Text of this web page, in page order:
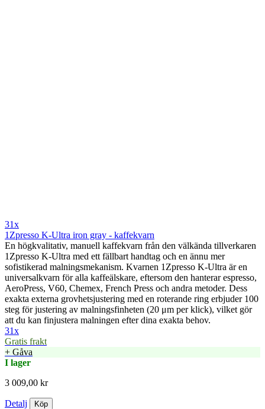
31x
1Zpresso K-Ultra iron gray - kaffekvarn
En högkvalitativ, manuell kaffekvarn från den välkända tillverkaren
1Zpresso K-Ultra med ett fällbart handtag och en ännu mer
sofistikerad malningsmekanism. Kvarnen 1Zpresso K-Ultra är en
universalkvarn för alla kaffeälskare, eftersom den hanterar espresso,
AeroPress, V60, Chemex, French Press och andra metoder. Dess
exakta externa grovhetsjustering med en roterande ring erbjuder 100
steg för justering av malningsfinheten (20 μm per klick), vilket gör
att du kan finjustera malningen efter dina exakta behov.
31x
Gratis frakt
+ Gåva
I lager
3 009,00 kr
Detalj Köp